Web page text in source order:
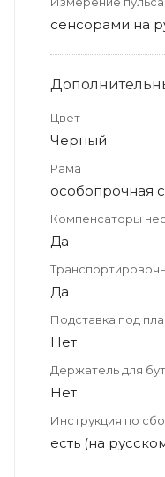
сенсорами на
Цвет
Черный
Рама
особопрочная
Компенсаторы
Да
Да
Подставка под
Нет
Держатель для
Нет
Инструкция по
есть (на